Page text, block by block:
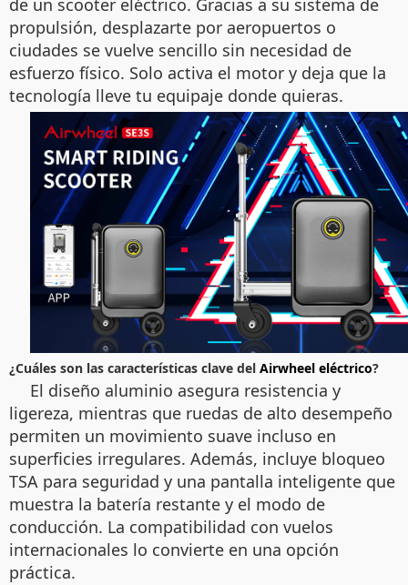
de un scooter eléctrico. Gracias a su sistema de
propulsión, desplazarte por aeropuertos o
ciudades se vuelve sencillo sin necesidad de
esfuerzo físico. Solo activa el motor y deja que la
tecnología lleve tu equipaje donde quieras.
¿Cuáles son las características clave del Airwheel eléctrico?
El diseño aluminio asegura resistencia y
ligereza, mientras que ruedas de alto desempeño
permiten un movimiento suave incluso en
superficies irregulares. Además, incluye bloqueo
TSA para seguridad y una pantalla inteligente que
muestra la batería restante y el modo de
conducción. La compatibilidad con vuelos
internacionales lo convierte en una opción
práctica.